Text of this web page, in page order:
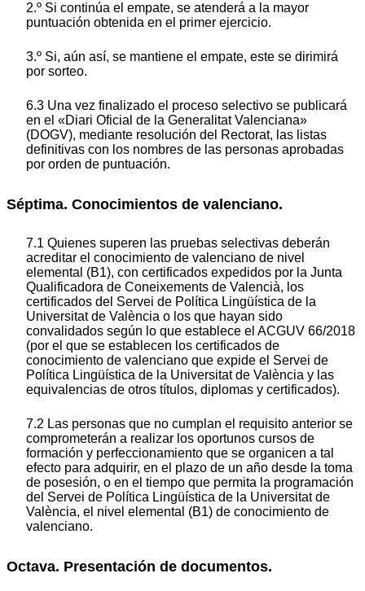
2.º Si continúa el empate, se atenderá a la mayor
puntuación obtenida en el primer ejercicio.
3.º Si, aún así, se mantiene el empate, este se dirimirá
por sorteo.
6.3 Una vez finalizado el proceso selectivo se publicará
en el «Diari Oficial de la Generalitat Valenciana»
(DOGV), mediante resolución del Rectorat, las listas
definitivas con los nombres de las personas aprobadas
por orden de puntuación.
Séptima. Conocimientos de valenciano.
7.1 Quienes superen las pruebas selectivas deberán
acreditar el conocimiento de valenciano de nivel
elemental (B1), con certificados expedidos por la Junta
Qualificadora de Coneixements de Valencià, los
certificados del Servei de Política Lingüística de la
Universitat de València o los que hayan sido
convalidados según lo que establece el ACGUV 66/2018
(por el que se establecen los certificados de
conocimiento de valenciano que expide el Servei de
Política Lingüística de la Universitat de València y las
equivalencias de otros títulos, diplomas y certificados).
7.2 Las personas que no cumplan el requisito anterior se
comprometerán a realizar los oportunos cursos de
formación y perfeccionamiento que se organicen a tal
efecto para adquirir, en el plazo de un año desde la toma
de posesión, o en el tiempo que permita la programación
del Servei de Política Lingüística de la Universitat de
València, el nivel elemental (B1) de conocimiento de
valenciano.
Octava. Presentación de documentos.